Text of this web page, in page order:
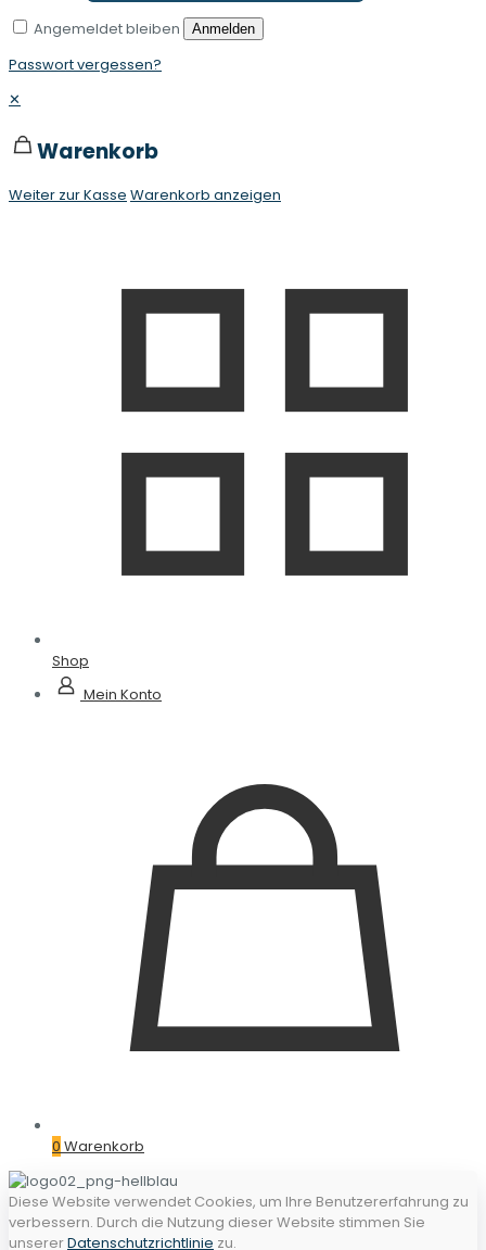
Angemeldet bleiben
Anmelden
Passwort vergessen?
✕
Warenkorb
Weiter zur Kasse Warenkorb anzeigen
Shop
Mein Konto
0 Warenkorb
Diese Website verwendet Cookies, um Ihre Benutzererfahrung zu
verbessern. Durch die Nutzung dieser Website stimmen Sie
unsererDatenschutzrichtlinie zu.